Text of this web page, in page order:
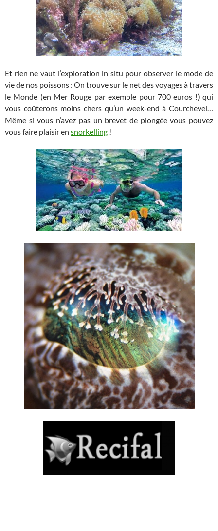
Et rien ne vaut l’exploration in situ pour observer le mode de
vie de nos poissons : On trouve sur le net des voyages à travers
le Monde (en Mer Rouge par exemple pour 700 euros !) qui
vous coûterons moins chers qu’un week-end à Courchevel…
Même si vous n’avez pas un brevet de plongée vous pouvez
vous faire plaisir en snorkelling !